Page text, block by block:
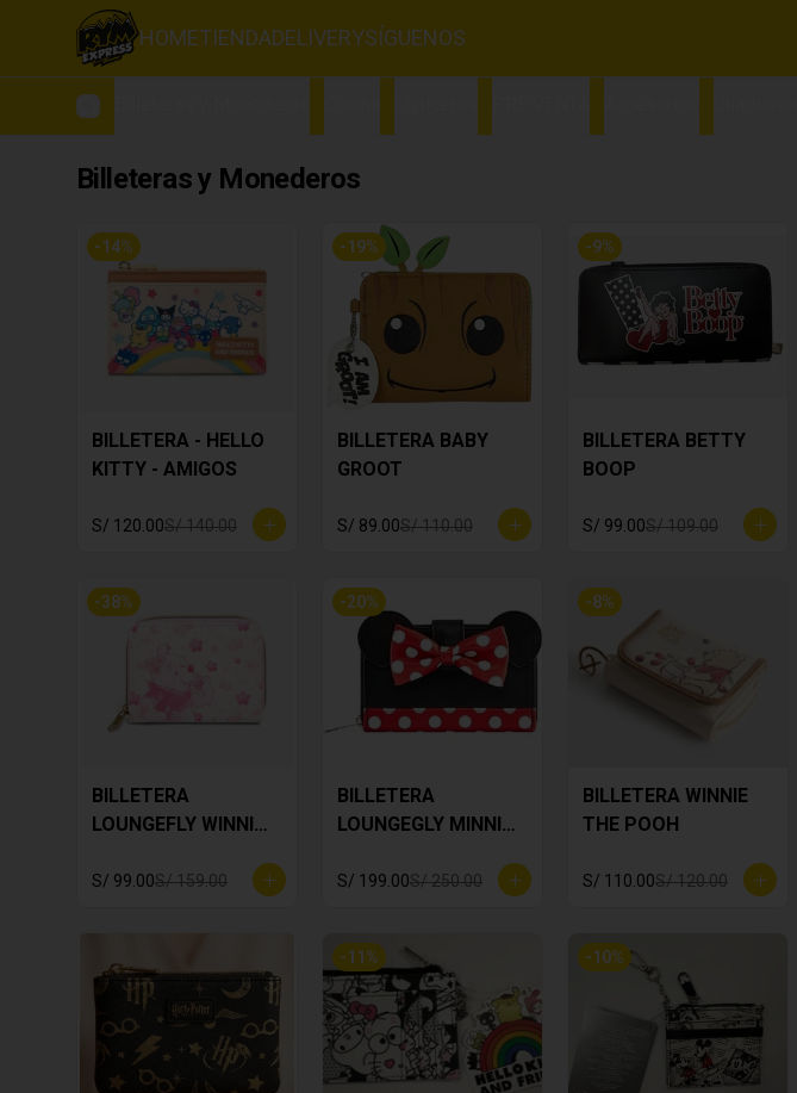
HOMETIENDADELIVERYSÍGUENOS
Billeteras y Monederos
-14%
BILLETERA - HELLO
KITTY - AMIGOS
S/ 120.00S/ 140.00
-19%
BILLETERA BABY
GROOT
S/ 89.00S/ 110.00
-9%
BILLETERA BETTY
BOOP
S/ 99.00S/ 109.00
-38%
BILLETERA
LOUNGEFLY WINNIE
S/ 99.00S/ 159.00
-20%
BILLETERA
LOUNGEGLY MINNIE
S/ 199.00S/ 250.00
-8%
BILLETERA WINNIE
THE POOH
S/ 110.00S/ 120.00
-11 % -10%